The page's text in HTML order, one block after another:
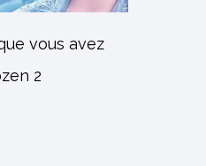
vous avez
2